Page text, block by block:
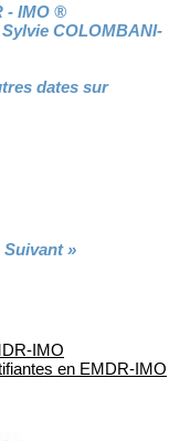
- IMO ®
COLOMBANI-
dates sur
Suivant »
IMO
en EMDR-IMO